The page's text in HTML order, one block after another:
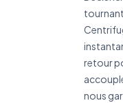
retour
nous